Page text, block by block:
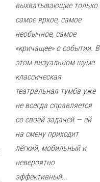
выхватывающие только
самое яркое, самое
необычное, самое
«кричащее» о событии. В
этом визуальном шуме
классическая
театральная тумба уже
не всегда справляется
со своей задачей — ей
на смену приходит
лёгкий, мобильный и
невероятно
эффективный...